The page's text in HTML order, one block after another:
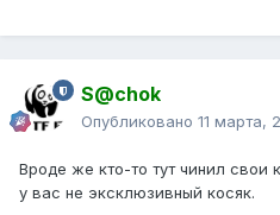
S@chok
Опубликовано 11 марта,
Вроде же кто-то тут чинил свои
у вас не эксклюзивный косяк.